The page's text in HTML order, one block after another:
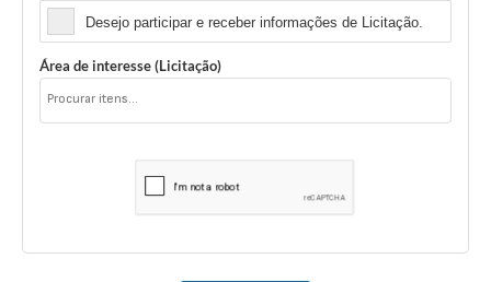
Desejo participar e receber informações de Licitação.
Área de interesse (Licitação)